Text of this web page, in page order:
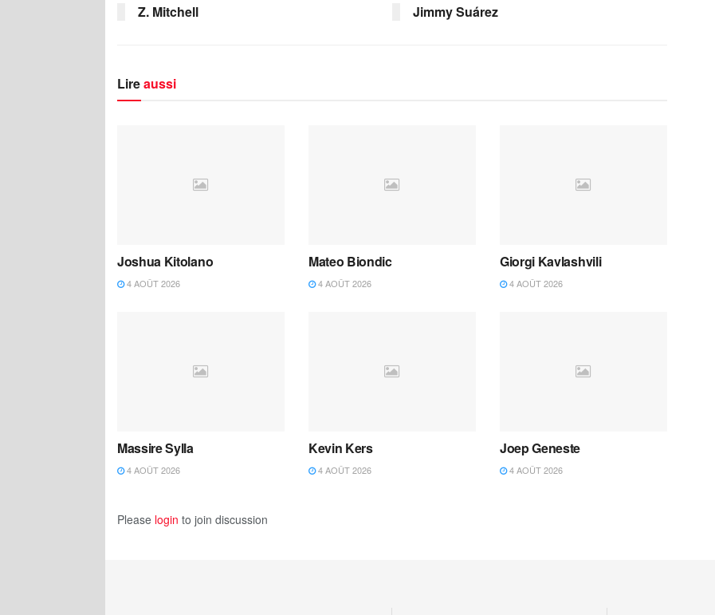
Z. Mitchell Jimmy Suárez
Lireaussi
Joshua Kitolano
4 AOÛT 2026
Mateo Biondic
4 AOÛT 2026
Giorgi Kavlashvili
4 AOÛT 2026
Massire Sylla
4 AOÛT 2026
Kevin Kers
4 AOÛT 2026
Joep Geneste
4 AOÛT 2026
Please login to join discussion